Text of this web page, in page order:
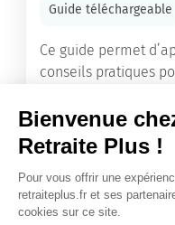
Guide téléchargeable
Ce guide permet
conseils pratiques
améliorer sa santé
Vous avez besoin